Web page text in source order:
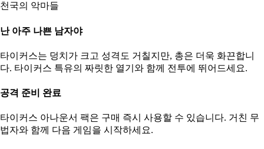
천국의 악마들
난 아주 나쁜 남자야
타이커스는 덩치가 크고 성격도 거칠지만, 총은 더욱 화끈합니
다. 타이커스 특유의 짜릿한 열기와 함께 전투에 뛰어드세요.
공격 준비 완료
타이커스 아나운서 팩은 구매 즉시 사용할 수 있습니다. 거친 무
법자와 함께 다음 게임을 시작하세요.